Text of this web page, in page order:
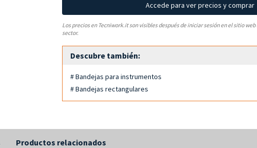
Accede para ver precios y comprar
Los precios en Tecniwork.it son visibles después de iniciar sesión en el sitio
sector.
Descubre también:
# Bandejas para instrumentos
# Bandejas rectangulares
Productos relacionados